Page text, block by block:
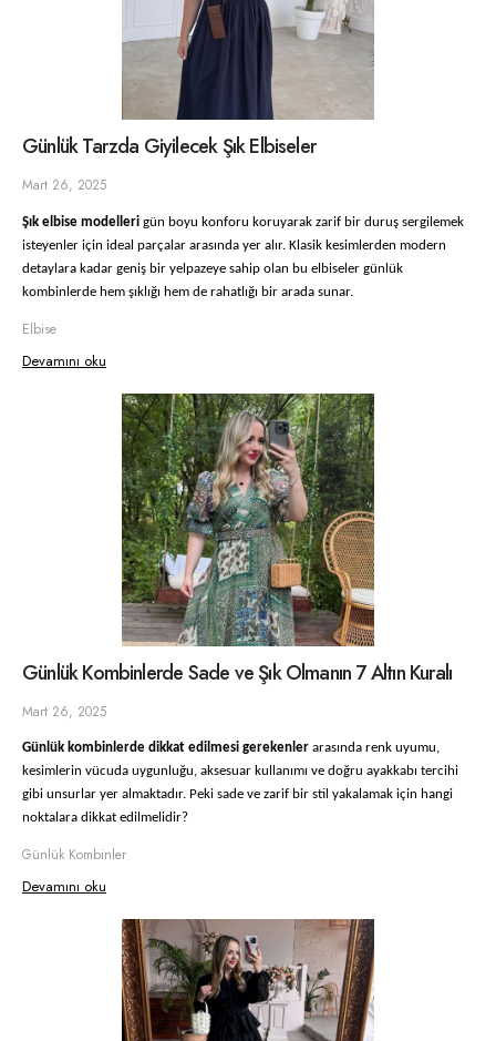
Günlük Tarzda Giyilecek Şık Elbiseler
Mart 26, 2025
Şık elbise modelleri gün boyu konforu koruyarak zarif bir duruş sergilemek
isteyenler için ideal parçalar arasında yer alır. Klasik kesimlerden modern
detaylara kadar geniş bir yelpazeye sahip olan bu elbiseler günlük
kombinlerde hem şıklığı hem de rahatlığı bir arada sunar.
Elbise
Devamını oku
Günlük Kombinlerde Sade ve Şık Olmanın 7 Altın Kuralı
Mart 26, 2025
Günlük kombinlerde dikkat edilmesi gerekenler arasında renk uyumu,
kesimlerin vücuda uygunluğu, aksesuar kullanımı ve doğru ayakkabı tercihi
gibi unsurlar yer almaktadır. Peki sade ve zarif bir stil yakalamak için hangi
noktalara dikkat edilmelidir?
Günlük Kombinler
Devamını oku